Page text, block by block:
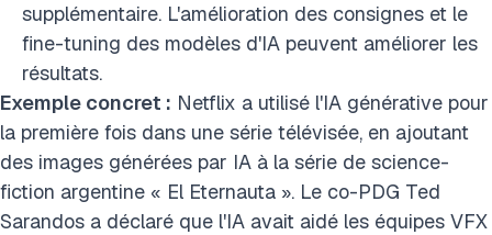
supplémentaire. L'amélioration des consignes et le
fine-tuning des modèles d'IA peuvent améliorer les
résultats.
Exemple concret : Netflix a utilisé l'IA générative pour
la première fois dans une série télévisée, en ajoutant
des images générées par IA à la série de science-
fiction argentine « El Eternauta ». Le co-PDG Ted
Sarandos a déclaré que l'IA avait aidé les équipes VFX